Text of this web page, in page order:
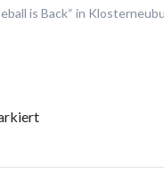
is Back“ in